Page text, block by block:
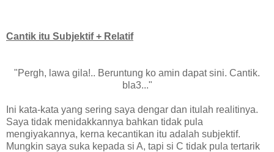
Cantik itu Subjektif + Relatif
"Pergh, lawa gila!.. Beruntung ko amin dapat sini. Cantik.
bla3..."
Ini kata-kata yang sering saya dengar dan itulah realitinya.
Saya tidak menidakkannya bahkan tidak pula
mengiyakannya, kerna kecantikan itu adalah subjektif.
Mungkin saya suka kepada si A, tapi si C tidak pula tertarik